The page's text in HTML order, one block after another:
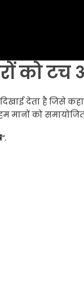
को
देता है जिसे कहा
मानों को
“.